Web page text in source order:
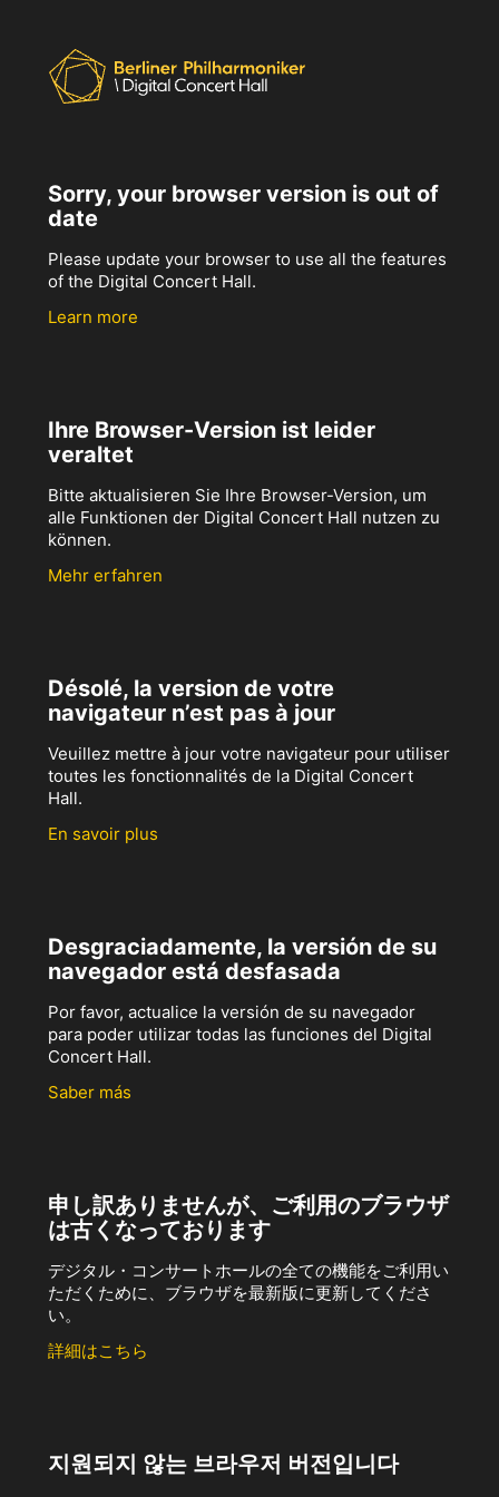
Sorry, your browser version is out of
date
Please update your browser to use all the features
of the Digital Concert Hall.
Learn more
Ihre Browser-Version ist leider
veraltet
Bitte aktualisieren Sie Ihre Browser-Version, um
alle Funktionen der Digital Concert Hall nutzen zu
können.
Mehr erfahren
Désolé, la version de votre
navigateur n’est pas à jour
Veuillez mettre à jour votre navigateur pour utiliser
toutes les fonctionnalités de la Digital Concert
Hall.
En savoir plus
Desgraciadamente, la versión de su
navegador está desfasada
Por favor, actualice la versión de su navegador
para poder utilizar todas las funciones del Digital
Concert Hall.
Saber más
申し訳ありませんが、ご利用のブラウザ
は古くなっております
デジタル・コンサートホールの全ての機能をご利用い
ただくために、ブラウザを最新版に更新してくださ
い。
詳細はこちら
지원되지 않는 브라우저 버전입니다